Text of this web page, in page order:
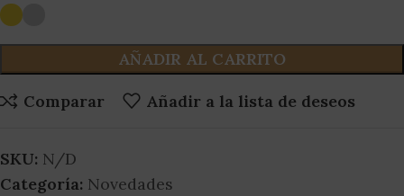
AÑADIR AL CARRITO
Comparar Añadir a la lista de deseos
SKU: N/D
Categoría: Novedades